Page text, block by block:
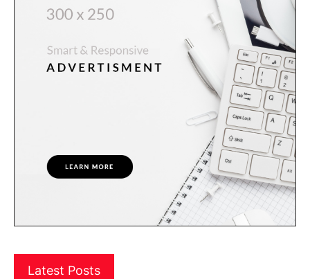
Latest Posts